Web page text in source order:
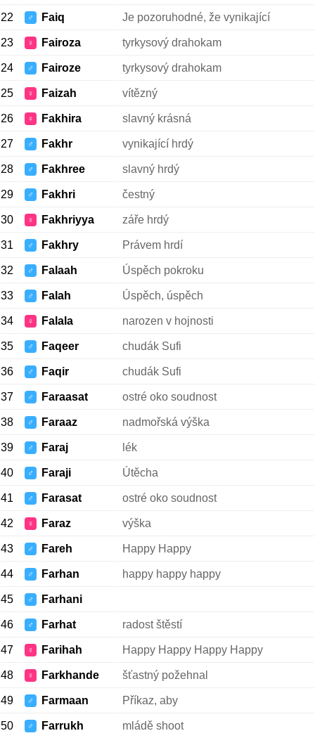
22 ♂ Faiq Je pozoruhodné, že vynikající
23 ♀ Fairoza tyrkysový drahokam
24 ♂ Fairoze tyrkysový drahokam
25 ♀ Faizah vítězný
26 ♀ Fakhira slavný krásná
27 ♂ Fakhr vynikající hrdý
28 ♂ Fakhree slavný hrdý
29 ♂ Fakhri čestný
30 ♀ Fakhriyya záře hrdý
31 ♂ Fakhry Právem hrdí
32 ♂ Falaah Úspěch pokroku
33 ♂ Falah Úspěch, úspěch
34 ♀ Falala narozen v hojnosti
35 ♂ Faqeer chudák Sufi
36 ♂ Faqir chudák Sufi
37 ♂ Faraasat ostré oko soudnost
38 ♂ Faraaz nadmořská výška
39 ♂ Faraj lék
40 ♂ Faraji Útěcha
41 ♂ Farasat ostré oko soudnost
42 ♀ Faraz výška
43 ♂ Fareh Happy Happy
44 ♂ Farhan happy happy happy
45 ♂ Farhani
46 ♂ Farhat radost štěstí
47 ♀ Farihah Happy Happy Happy Happy
48 ♀ Farkhande šťastný požehnal
49 ♂ Farmaan Příkaz, aby
50 ♂ Farrukh mládě shoot